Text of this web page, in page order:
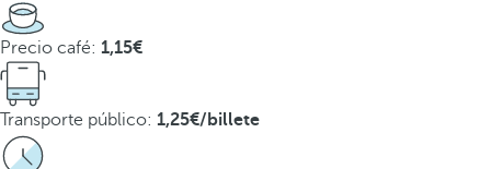
Precio café: 1,15€
Transporte público: 1,25€/billete